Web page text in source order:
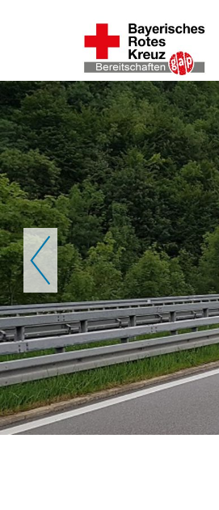
Zurück